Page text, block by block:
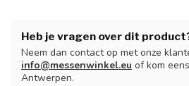
Heb je vragen over dit
Neem dan contact op met onze
info@messenwinkel.eu of kom
Antwerpen.